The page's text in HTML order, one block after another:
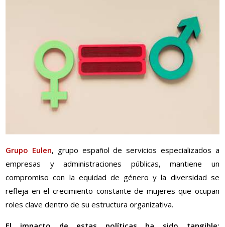
Grupo Eulen, grupo español de servicios especializados a
empresas y administraciones públicas, mantiene un
compromiso con la equidad de género y la diversidad se
refleja en el crecimiento constante de mujeres que ocupan
roles clave dentro de su estructura organizativa.